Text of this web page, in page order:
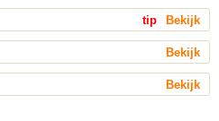
tip Bekijk
Bekijk
Bekijk